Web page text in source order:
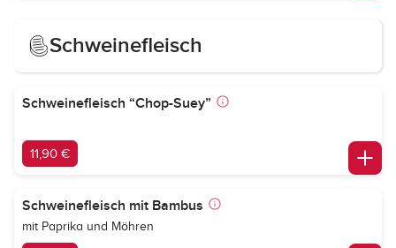
Schweinefleisch
Schweinefleisch “Chop-Suey”
11,90 €
Schweinefleisch mit Bambus
mit Paprika und Möhren